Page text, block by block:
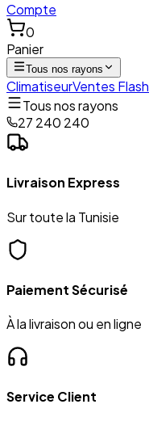
Compte
0
Panier
Tous nos rayons
ClimatiseurVentes Flash
Tous nos rayons
27 240 240
Livraison Express
Sur toute la Tunisie
Paiement Sécurisé
À la livraison ou en ligne
Service Client